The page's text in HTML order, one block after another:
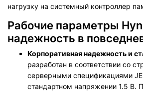
нагрузку на системный контроллер
Рабочие параметры
надежность в
Корпоративная надежность и
разработан в соответствии со
серверными спецификациями
стандартном напряжении 1.5 В.